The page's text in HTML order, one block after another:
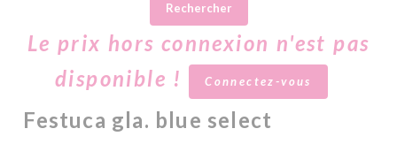
Rechercher
Le prix hors connexion n'est pas
disponible !
Connectez-vous
Festuca gla. blue select